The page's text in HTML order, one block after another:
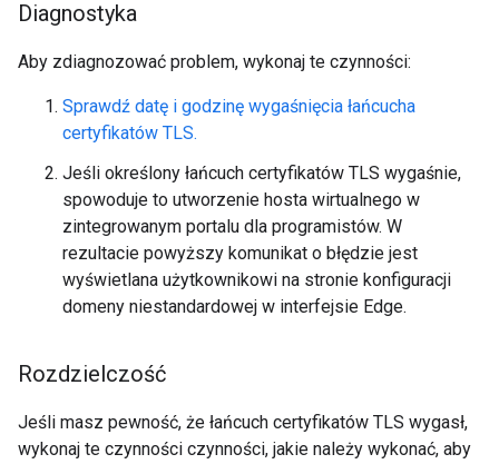
Diagnostyka
Aby zdiagnozować problem, wykonaj te czynności:
Sprawdź datę i godzinę wygaśnięcia łańcucha
certyfikatów TLS.
Jeśli określony łańcuch certyfikatów TLS wygaśnie,
spowoduje to utworzenie hosta wirtualnego w
zintegrowanym portalu dla programistów. W
rezultacie powyższy komunikat o błędzie jest
wyświetlana użytkownikowi na stronie konfiguracji
domeny niestandardowej w interfejsie Edge.
Rozdzielczość
Jeśli masz pewność, że łańcuch certyfikatów TLS wygasł,
wykonaj te czynności czynności, jakie należy wykonać, aby